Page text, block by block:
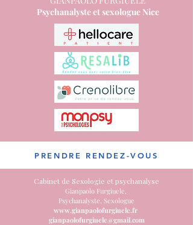
Psychanalyste et sexologue Nice
PRENDRE RENDEZ-VOUS
Cabinet de Sexologie et psychanalyse
​Gianpaolo Furgiuele,
Psychanalyste, Sexologue
www.gianpaolofurgiuele.fr
gianpaolofurgiuele@gmail.com